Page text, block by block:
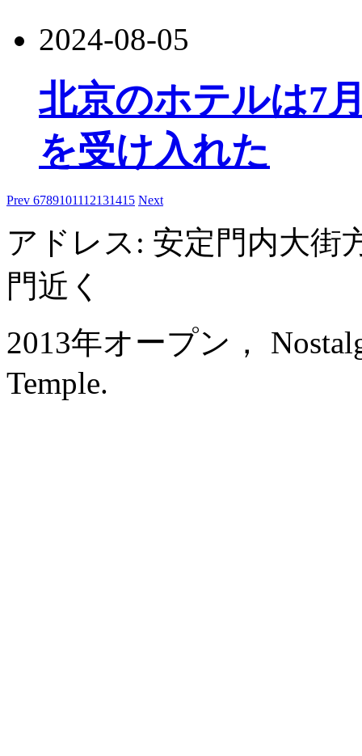
2024-08-05
北京のホテルは7
を受け入れた
Prev 6789101112131415 Next
アドレス: 安定門内大街
門近く
2013年オープン，
Temple.